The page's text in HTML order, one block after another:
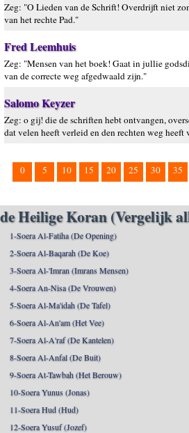
Zeg: "O Lieden van de Schrift! Overdrijft niet
van het rechte Pad."
Fred Leemhuis
Zeg: "Mensen van het boek! Gaat in jullie
van de correcte weg afgedwaald zijn."
Salomo Keyzer
Zeg: o gij! die de schriften hebt ontvangen,
dat velen heeft verleid en den rechten weg heeft
0 5 10 15 20 25 30 35
de Heilige Koran (Vergelijk
1-Soera Al-Fatiha (De Opening)
2-Soera Al-Baqarah (De Koe)
3-Soera Al-'Imran (Imrans Mensen)
4-Soera An-Nisa (De Vrouwen)
5-Soera Al-Ma'idah (De Tafel)
6-Soera Al-An'am (Het Vee)
7-Soera Al-A'raf (De Kantelen)
8-Soera Al-Anfal (De Buit)
9-Soera At-Tawbah (Het Berouw)
10-Soera Yunus (Jonas)
11-Soera Hud (Hud)
12-Soera Yusuf (Jozef)